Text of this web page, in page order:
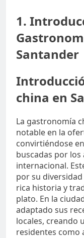
1.
Santander
china en
La gastronomía
notable en la
convirtiéndose
buscadas por
internacional.
por su
rica historia y
plato. En la
adaptado sus
locales, creando
residentes como